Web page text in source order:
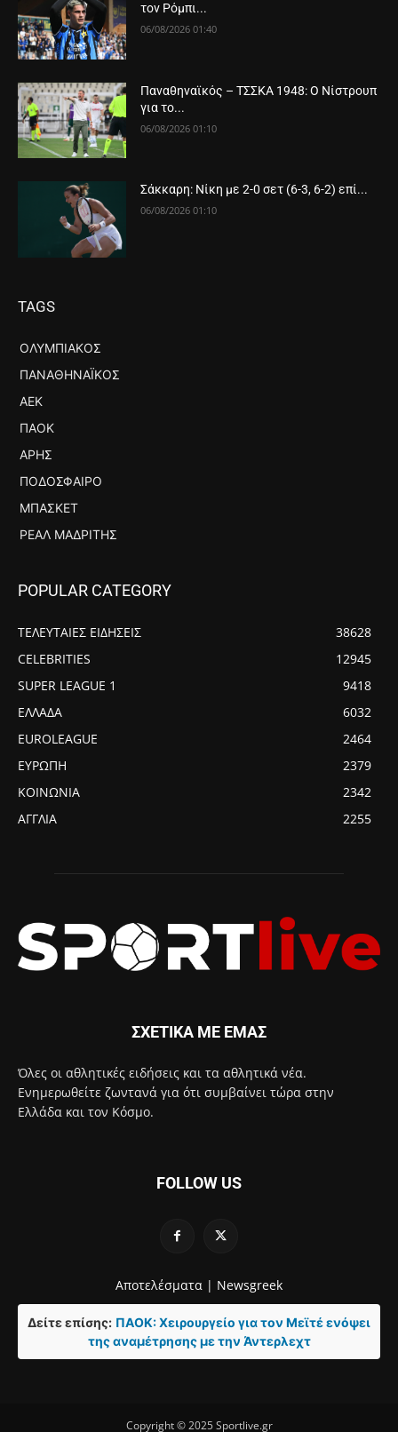
τον Ρόμπι...
06/08/2026 01:40
Παναθηναϊκός – ΤΣΣΚΑ 1948: Ο Νίστρουπ
για το...
06/08/2026 01:10
Σάκκαρη: Νίκη με 2-0 σετ (6-3, 6-2) επί...
06/08/2026 01:10
TAGS
ΟΛΥΜΠΙΑΚΌΣ
ΠΑΝΑΘΗΝΑΪΚΌΣ
ΑΕΚ
ΠΑΟΚ
ΆΡΗΣ
ΠΟΔΌΣΦΑΙΡΟ
ΜΠΆΣΚΕΤ
ΡΕΆΛ ΜΑΔΡΊΤΗΣ
POPULAR CATEGORY
ΤΕΛΕΥΤΑΙΕΣ ΕΙΔΗΣΕΙΣ
38628
CELEBRITIES
12945
SUPER LEAGUE 1
9418
ΕΛΛΑΔΑ
6032
EUROLEAGUE
2464
ΕΥΡΩΠΗ
2379
ΚΟΙΝΩΝΙΑ
2342
ΑΓΓΛΙΑ
2255
ΣΧΕΤΙΚΑ ΜΕ ΕΜΑΣ
Όλες οι αθλητικές ειδήσεις και τα αθλητικά νέα.
Ενημερωθείτε ζωντανά για ότι συμβαίνει τώρα στην
Ελλάδα και τον Κόσμο.
FOLLOW US
Αποτελέσματα | Newsgreek
Δείτε επίσης: ΠΑΟΚ: Χειρουργείο για τον Μεϊτέ ενόψει
της αναμέτρησης με την Άντερλεχτ
Copyright © 2025 Sportlive.gr